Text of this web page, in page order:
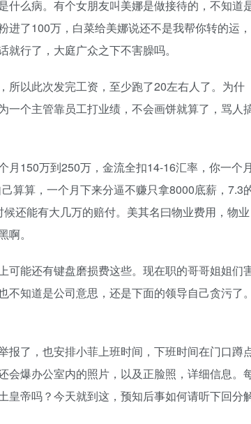
什么病。有个女朋友叫美娜是做接待的，不知道
了100万，白菜给美娜说还不是我帮你转的运，
行了，大庭广众之下不害臊吗。
所以此次发完工资，至少跑了20左右人了。为什
一个主管靠员工打业绩，不会画饼就算了，骂人
150万到250万，金流全扣14-16汇率，你一个月
算算，一个月下来分逼不赚只拿8000底薪，7.3
还能有大几万的赔付。美其名曰物业费用，物业
。
可能还有键盘磨损费这些。现在职的哥哥姐姐们
知道是公司意思，还是下面的领导自己贪污了。
报了，也安排小菲上班时间，下班时间在门口蹲
会爆办公室内的照片，以及正脸照，详细信息。
皇帝吗？今天就到这，预知后事如何请听下回分